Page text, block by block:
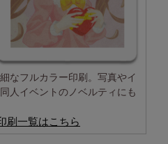
なフルカラー印刷。写真やイ
人イベントのノベルティにも
刷一覧はこちら